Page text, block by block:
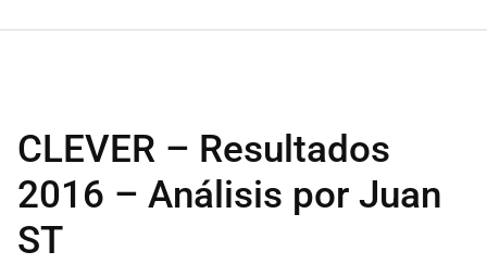
CLEVER – Resultados
2016 – Análisis por Juan
ST